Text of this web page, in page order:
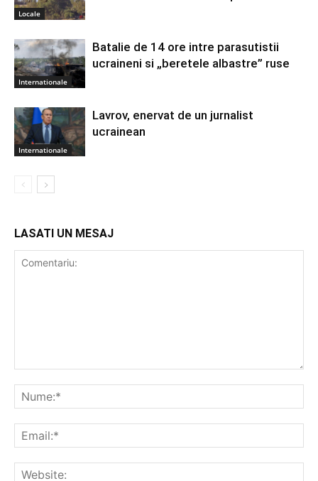
Locale
Internationale
Batalie de 14 ore intre parasutistii
ucraineni si „beretele albastre” ruse
Internationale
Lavrov, enervat de un jurnalist
ucrainean
LASATI UN MESAJ